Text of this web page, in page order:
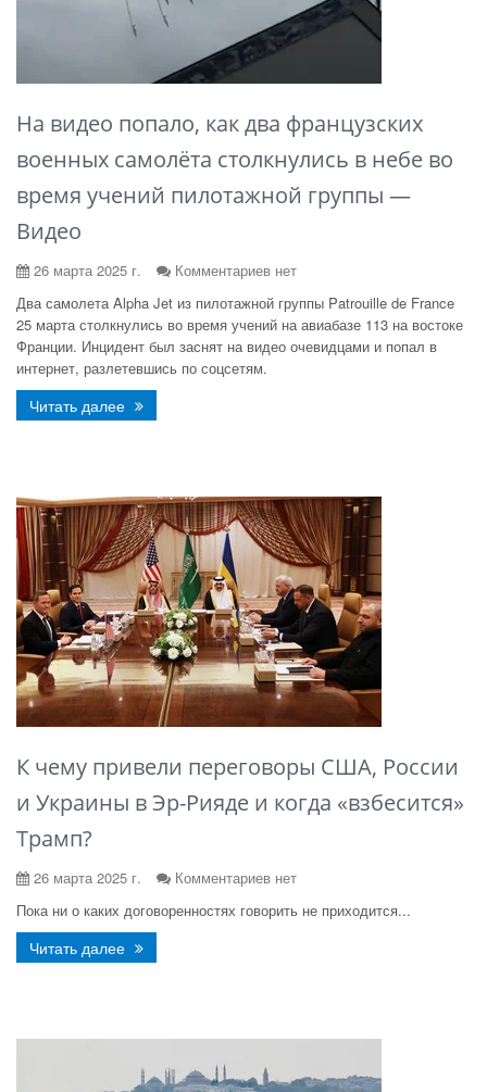
На видео попало, как два французских
военных самолёта столкнулись в небе во
время учений пилотажной группы —
Видео
26 марта 2025 г.
Комментариев нет
Два самолета Alpha Jet из пилотажной группы Patrouille de France
25 марта столкнулись во время учений на авиабазе 113 на востоке
Франции. Инцидент был заснят на видео очевидцами и попал в
интернет, разлетевшись по соцсетям.
Читать далее
К чему привели переговоры США, России
и Украины в Эр-Рияде и когда «взбесится»
Трамп?
26 марта 2025 г.
Комментариев нет
Пока ни о каких договоренностях говорить не приходится...
Читать далее